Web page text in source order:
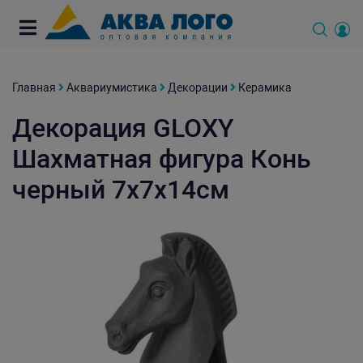
Главная Аквариумистика Декорации Керамика
Декорация GLOXY
Шахматная фигура Конь
черный 7х7х14см